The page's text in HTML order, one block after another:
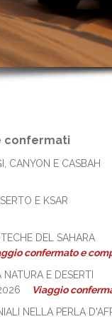
confermati
CANYON E CASBAH
E KSAR
DEL SAHARA
confermato e
E DESERTI
Viaggio
NELLA PERLA